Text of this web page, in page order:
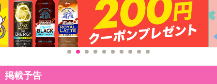
掲載予告